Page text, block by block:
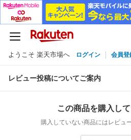
ようこそ 楽天市場へ ログイン 会員登
レビュー投稿についてご案内
この商品を購入し
購入していない商品にはレビュ